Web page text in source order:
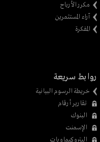
مكرر الأرباح
آراء المستثمرين
المفكرة
روابط سريعة
خريطة الرسوم البيانية
تقارير أرقام
البنوك
الإسمنت
البتروكيماويات